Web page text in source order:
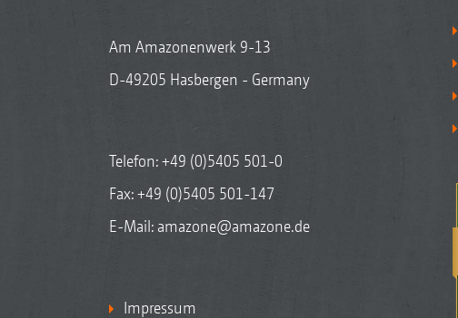
Am Amazonenwerk 9-13
D-49205 Hasbergen - Germany
Telefon:+49 (0)5405 501-0
Fax: +49 (0)5405 501-147
E-Mail: amazone@amazone.de
Impressum